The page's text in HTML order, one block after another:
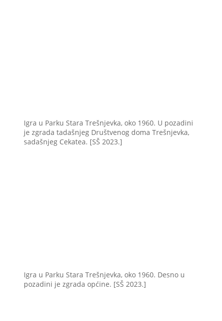
Igra u Parku Stara Trešnjevka, oko 1960. U pozadini
je zgrada tadašnjeg Društvenog doma Trešnjevka,
sadašnjeg Cekatea. [SŠ 2023.]
Igra u Parku Stara Trešnjevka, oko 1960. Desno u
pozadini je zgrada općine. [SŠ 2023.]